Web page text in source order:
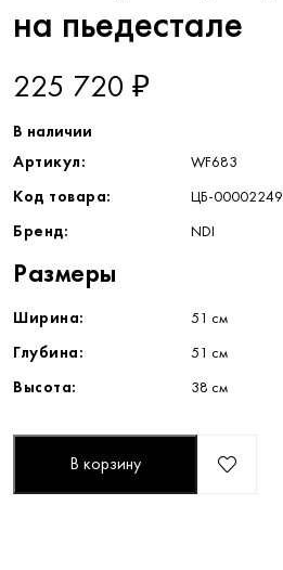
на пьедестале
225 720 ₽
В наличии
Артикул:
WF683
Код товара: ЦБ-00002249
Бренд: NDI
Размеры
Ширина: 51 см
Глубина: 51 см
Высота: 38 см
В корзину